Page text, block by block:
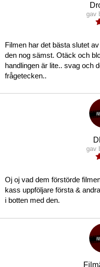
gav
Filmen har det bästa slutet
den nog sämst. Otäck och
handlingen är lite.. svag och
frågetecken..
gav
Oj oj vad dem förstörde
kass uppföljare första &
i botten med den.